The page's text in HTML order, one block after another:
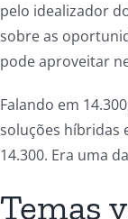
pelo idealizador
sobre as
pode aproveitar
Falando em
soluções híbridas
14.300. Era uma
Temas